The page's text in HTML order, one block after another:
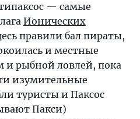
— самые
Ионических
правили бал пираты,
и местные
и рыбной ловлей, пока
изумительные
туристы и Паксос
Пакси)